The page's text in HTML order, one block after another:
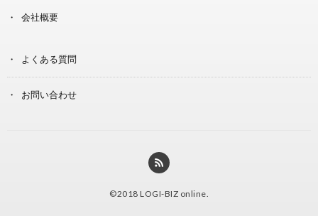
会社概要
よくある質問
お問い合わせ
©2018 LOGI-BIZ online